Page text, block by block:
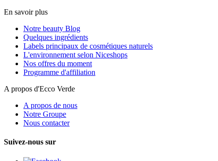
En savoir plus
Notre beauty Blog
Quelques ingrédients
Labels principaux de cosmétiques naturels
L'environnement selon Niceshops
Nos offres du moment
Programme d'affiliation
A propos d'Ecco Verde
A propos de nous
Notre Groupe
Nous contacter
Suivez-nous sur